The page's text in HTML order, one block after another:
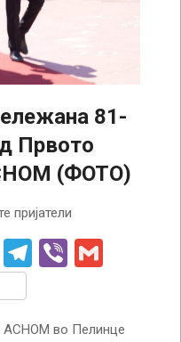
81-
Првото
(ФОТО)
пријатели
Messenger
Telegram
Viber
АСНОМ во Пелинце